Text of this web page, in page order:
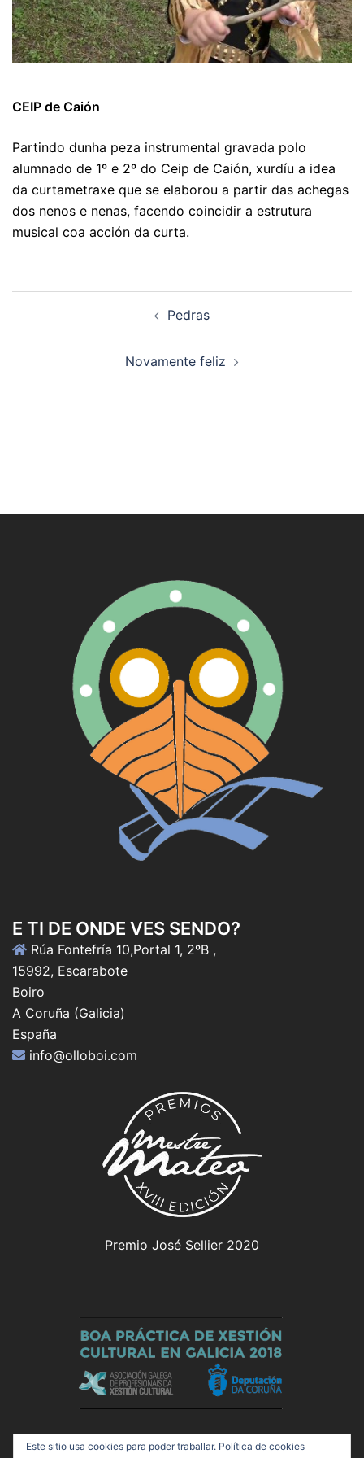
CEIP de Caión
Partindo dunha peza instrumental gravada polo
alumnado de 1º e 2º do Ceip de Caión, xurdíu a idea
da curtametraxe que se elaborou a partir das achegas
dos nenos e nenas, facendo coincidir a estrutura
musical coa acción da curta.
Pedras
Novamente feliz
E TI DE ONDE VES SENDO?
Rúa Fontefría 10,Portal 1, 2ºB ,
15992, Escarabote
Boiro
A Coruña (Galicia)
España
info@olloboi.com
Premio José Sellier 2020
Este sitio usa cookies para poder traballar. Política de cookies